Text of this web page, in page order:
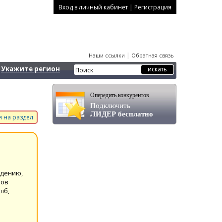
Вход в личный кабинет | Регистрация
Наши ссылки | Обратная связь
Укажите регион
на раздел
Опередить конкурентов
Подключить
ЛИДЕР бесплатно